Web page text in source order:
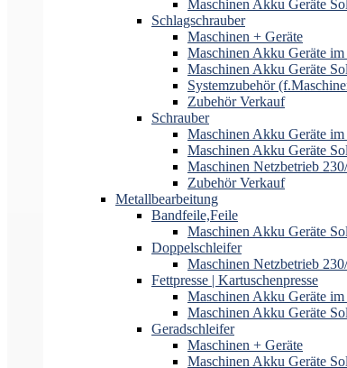
Maschinen Akku Geräte
Schlagschrauber
Maschinen + Geräte
Maschinen Akku Geräte im
Maschinen Akku Geräte
Systemzubehör
Zubehör Verkauf
Schrauber
Maschinen Akku Geräte im
Maschinen Akku Geräte
Maschinen Netzbetrieb
Zubehör Verkauf
Metallbearbeitung
Bandfeile,Feile
Maschinen Akku Geräte
Doppelschleifer
Maschinen Netzbetrieb
Fettpresse | Kartuschenpresse
Maschinen Akku Geräte im
Maschinen Akku Geräte
Geradschleifer
Maschinen + Geräte
Maschinen Akku Geräte